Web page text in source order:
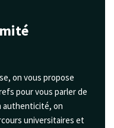
on vous propose
pour vous parler de
authenticité, on
universitaires et